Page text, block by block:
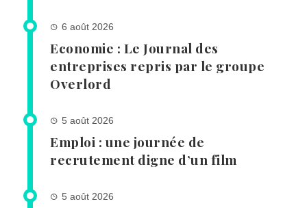
6 août 2026
Economie : Le Journal des
entreprises repris par le groupe
Overlord
5 août 2026
Emploi : une journée de
recrutement digne d’un film
5 août 2026